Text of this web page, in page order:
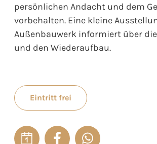
persönlichen Andacht und dem
vorbehalten. Eine kleine
Außenbauwerk informiert über
und den Wiederaufbau.
Eintritt frei